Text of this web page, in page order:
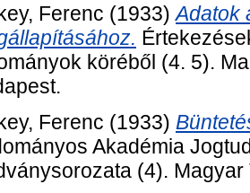
Ferenc (1933)Adatok
köréből (4. 5).
Ferenc (1933)
Akadémia
(4).